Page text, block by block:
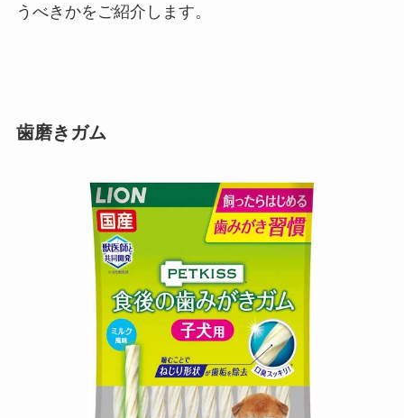
うべきかをご紹介します。
歯磨きガム